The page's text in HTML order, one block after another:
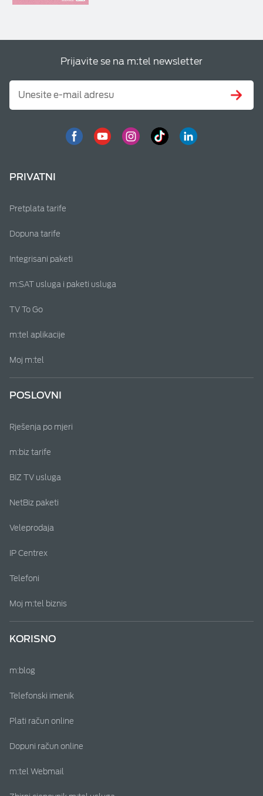
Prijavite se na m:tel newsletter
PRIVATNI
Pretplata tarife
Dopuna tarife
Integrisani paketi
m:SAT usluga i paketi usluga
TV To Go
m:tel aplikacije
Moj m:tel
POSLOVNI
Rješenja po mjeri
m:biz tarife
BIZ TV usluga
NetBiz paketi
Veleprodaja
IP Centrex
Telefoni
Moj m:tel biznis
KORISNO
m:blog
Telefonski imenik
Plati račun online
Dopuni račun online
m:tel Webmail